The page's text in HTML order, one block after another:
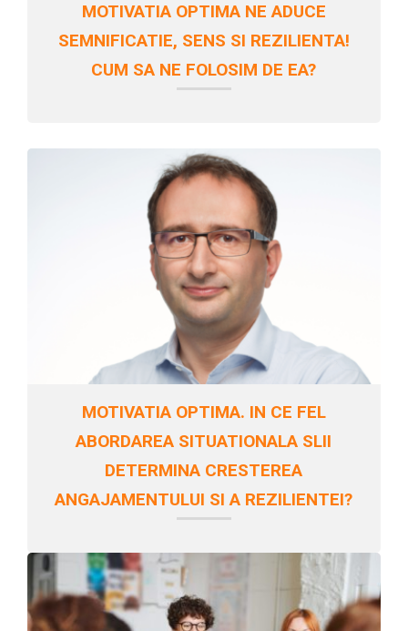
MOTIVATIA OPTIMA NE ADUCE
SEMNIFICATIE, SENS SI REZILIENTA!
CUM SA NE FOLOSIM DE EA?
MOTIVATIA OPTIMA. IN CE FEL
ABORDAREA SITUATIONALA SLII
DETERMINA CRESTEREA
ANGAJAMENTULUI SI A REZILIENTEI?